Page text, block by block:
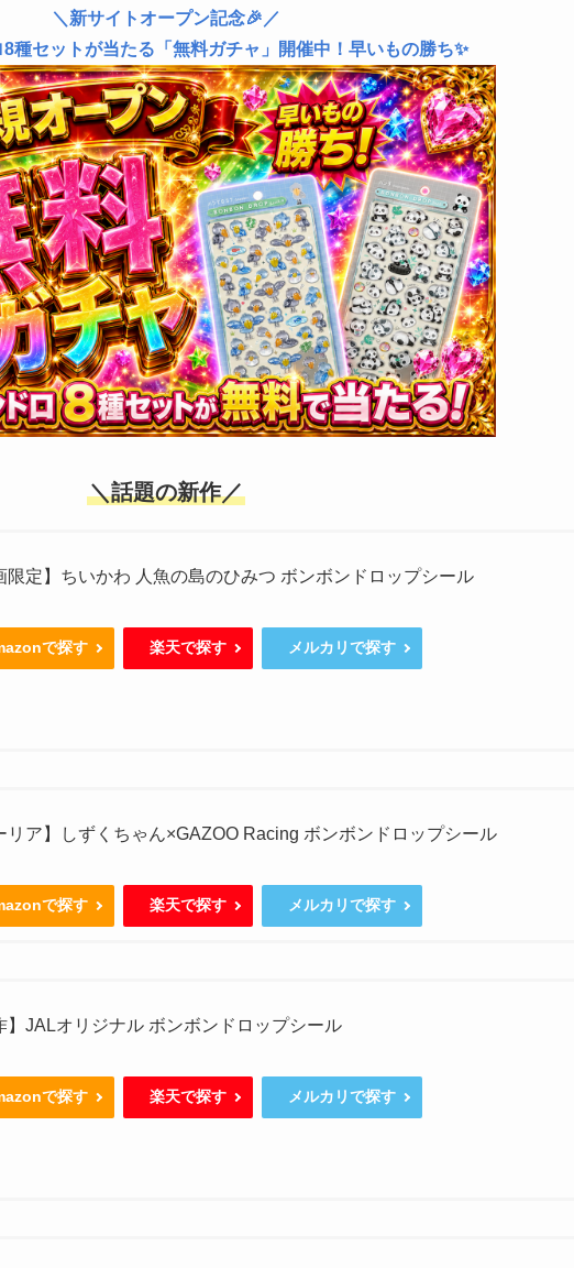
＼新サイトオープン記念🎉／
種セットが当たる「無料ガチャ」開催中！早いもの勝ち✨
＼話題の新作／
限定】ちいかわ 人魚の島のひみつ ボンボンドロップシール
で探す 楽天で探す メルカリで探す
リア】しずくちゃん×GAZOO Racing ボンボンドロップシール
で探す 楽天で探す メルカリで探す
】JALオリジナル ボンボンドロップシール
で探す 楽天で探す メルカリで探す